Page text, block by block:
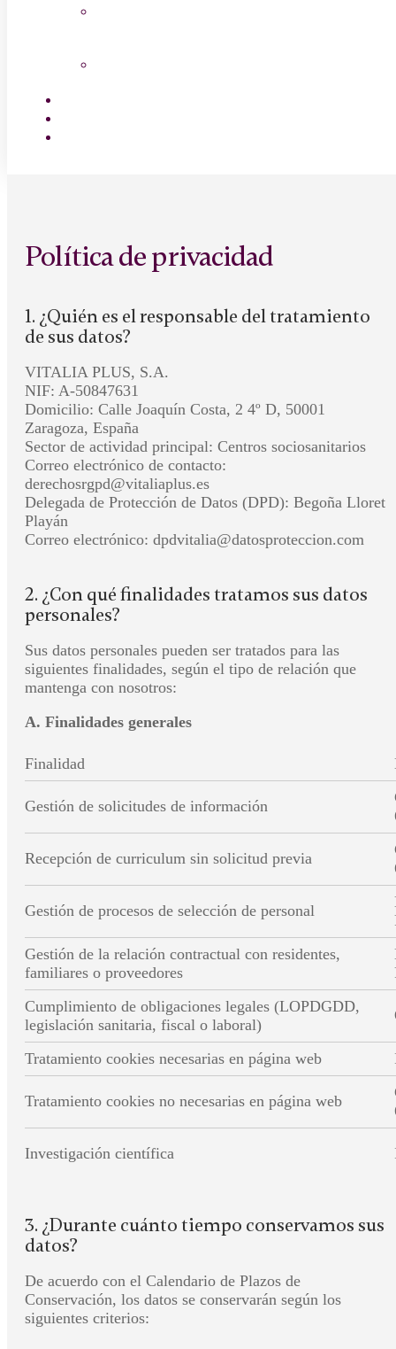
Política de privacidad
1. ¿Quién es el responsable del tratamiento
de sus datos?
VITALIA PLUS, S.A.
NIF: A-50847631
Domicilio: Calle Joaquín Costa, 2 4º D, 50001
Zaragoza, España
Sector de actividad principal: Centros sociosanitarios
Correo electrónico de contacto:
derechosrgpd@vitaliaplus.es
Delegada de Protección de Datos (DPD): Begoña Lloret
Playán
Correo electrónico: dpdvitalia@datosproteccion.com
2. ¿Con qué finalidades tratamos sus datos
personales?
Sus datos personales pueden ser tratados para las
siguientes finalidades, según el tipo de relación que
mantenga con nosotros:
A. Finalidades generales
Finalidad
Gestión de solicitudes de información
Recepción de curriculum sin solicitud previa
Gestión de procesos de selección de personal
Gestión de la relación contractual con residentes,
familiares o proveedores
Cumplimiento de obligaciones legales (LOPDGDD,
legislación sanitaria, fiscal o laboral)
Tratamiento cookies necesarias en página web
Tratamiento cookies no necesarias en página web
Investigación científica
3. ¿Durante cuánto tiempo conservamos sus
datos?
De acuerdo con el Calendario de Plazos de
Conservación, los datos se conservarán según los
siguientes criterios: